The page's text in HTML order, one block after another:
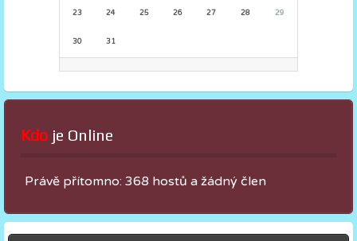
23 24 25 26 27 28 29
30 31
Kdo je Online
Právě přítomno: 368 hostů a žádný člen